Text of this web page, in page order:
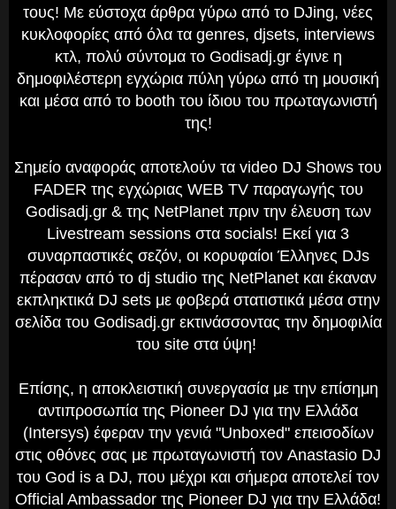
τους! Με εύστοχα άρθρα γύρω από το DJing, νέες
κυκλοφορίες από όλα τα genres, djsets, interviews
κτλ, πολύ σύντομα το Godisadj.gr έγινε η
δημοφιλέστερη εγχώρια πύλη γύρω από τη μουσική
και μέσα από το booth του ίδιου του πρωταγωνιστή
της!
Σημείο αναφοράς αποτελούν τα video DJ Shows του
FADER της εγχώριας WEB TV παραγωγής του
Godisadj.gr & της NetPlanet πριν την έλευση των
Livestream sessions στα socials! Εκεί για 3
συναρπαστικές σεζόν, οι κορυφαίοι Έλληνες DJs
πέρασαν από το dj studio της NetPlanet και έκαναν
εκπληκτικά DJ sets με φοβερά στατιστικά μέσα στην
σελίδα του Godisadj.gr εκτινάσσoντας την δημοφιλία
του site στα ύψη!
Επίσης, η αποκλειστική συνεργασία με την επίσημη
αντιπροσωπία της Pioneer DJ για την Ελλάδα
(Intersys) έφεραν την γενιά "Unboxed" επεισοδίων
στις οθόνες σας με πρωταγωνιστή τον Anastasio DJ
του God is a DJ, που μέχρι και σήμερα αποτελεί τον
Official Ambassador της Pioneer DJ για την Ελλάδα!